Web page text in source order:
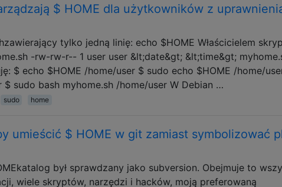
$ HOME dla użytkowników z
tylko jedną linię: echo $HOME Właścicielem
-rw-rw-r-- 1 user user &lt;date&gt; &lt;time&gt;
$ echo $HOME /home/user $ sudo echo $HOME /home/
$ sudo bash myhome.sh /home/user W Debian …
sudo home
umieścić $ HOME w git zamiast symbolizować
był sprawdzany jako subversion. Obejmuje to
wiele skryptów, narzędzi i hacków, moją preferowaną